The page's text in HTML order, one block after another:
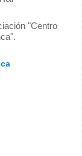
"Centro